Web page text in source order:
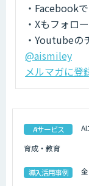
・Facebook
・Xもフォロ
・Youtubeの
@aismiley
メルマガに登
AIサービス
育成・教育
導入活用事例